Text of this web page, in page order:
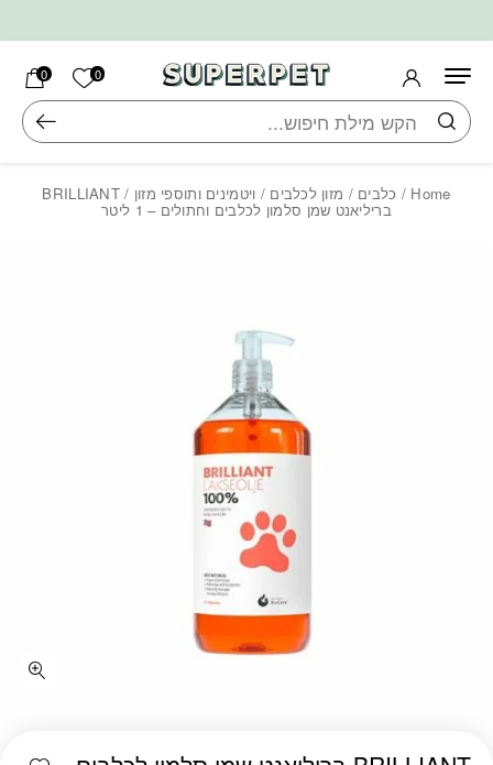
0 הרשימה
0
חיפוש
Home
/ כלבים / מזון לכלבים / ויטמינים ותוספי מזון / BRILLIANT
בריליאנט שמן סלמון לכלבים וחתולים – 1 ליטר